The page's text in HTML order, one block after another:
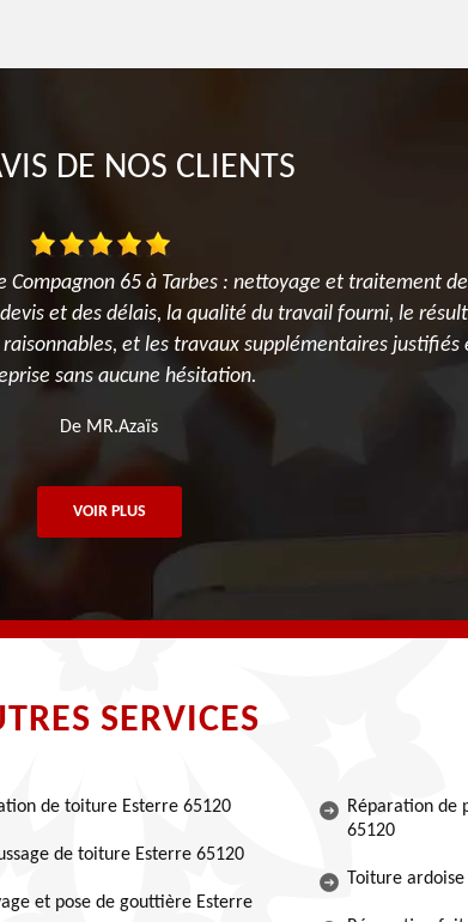
DE NOS CLIENTS
65 à Tarbes : nettoyage et traitement
et des délais, la qualité du travail fourni, le
et les travaux supplémentaires
sans aucune hésitation.
De MR.Azaïs
VOIR PLUS
SERVICES
de toiture Esterre 65120
de toiture Esterre 65120
et pose de gouttière Esterre
Réparation de
65120
Toiture